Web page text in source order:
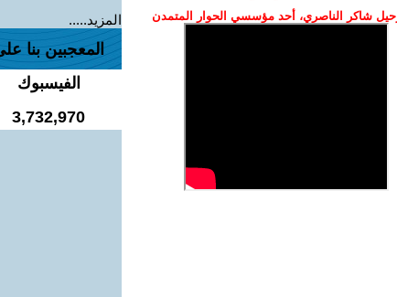
شاكر الناصري، أحد مؤسسي الحوار المتمدن المزيد.....
المعجبين بنا
الفيسبوك
3,732,970